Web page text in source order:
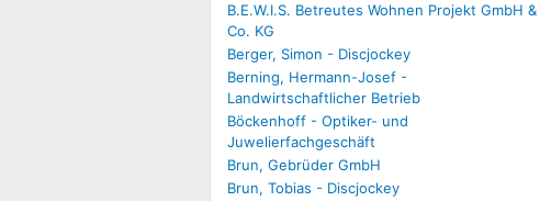
B.E.W.I.S. Betreutes Wohnen Projekt GmbH &
Co. KG
Berger, Simon - Discjockey
Berning, Hermann-Josef -
Landwirtschaftlicher Betrieb
Böckenhoff - Optiker- und
Juwelierfachgeschäft
Brun, Gebrüder GmbH
Brun, Tobias - Discjockey